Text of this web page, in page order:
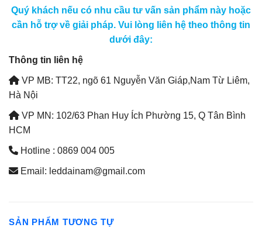
Quý khách nếu có nhu cầu tư vấn sản phẩm này hoặc
cần hỗ trợ về giải pháp. Vui lòng liên hệ theo thông tin
dưới đây:
Thông tin liên hệ
VP MB: TT22, ngõ 61 Nguyễn Văn Giáp,Nam Từ Liêm,
Hà Nội
VP MN: 102/63 Phan Huy Ích Phường 15, Q Tân Bình
HCM
Hotline : 0869 004 005
Email: leddainam@gmail.com
SẢN PHẨM TƯƠNG TỰ